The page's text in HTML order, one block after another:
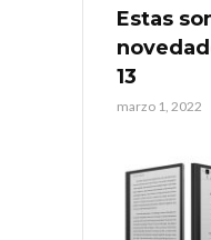
Estas
13
marzo 1, 2022